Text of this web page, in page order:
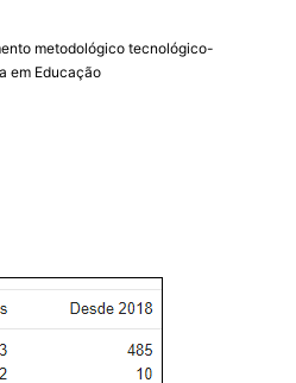
metodológico tecnológico-
em Educação